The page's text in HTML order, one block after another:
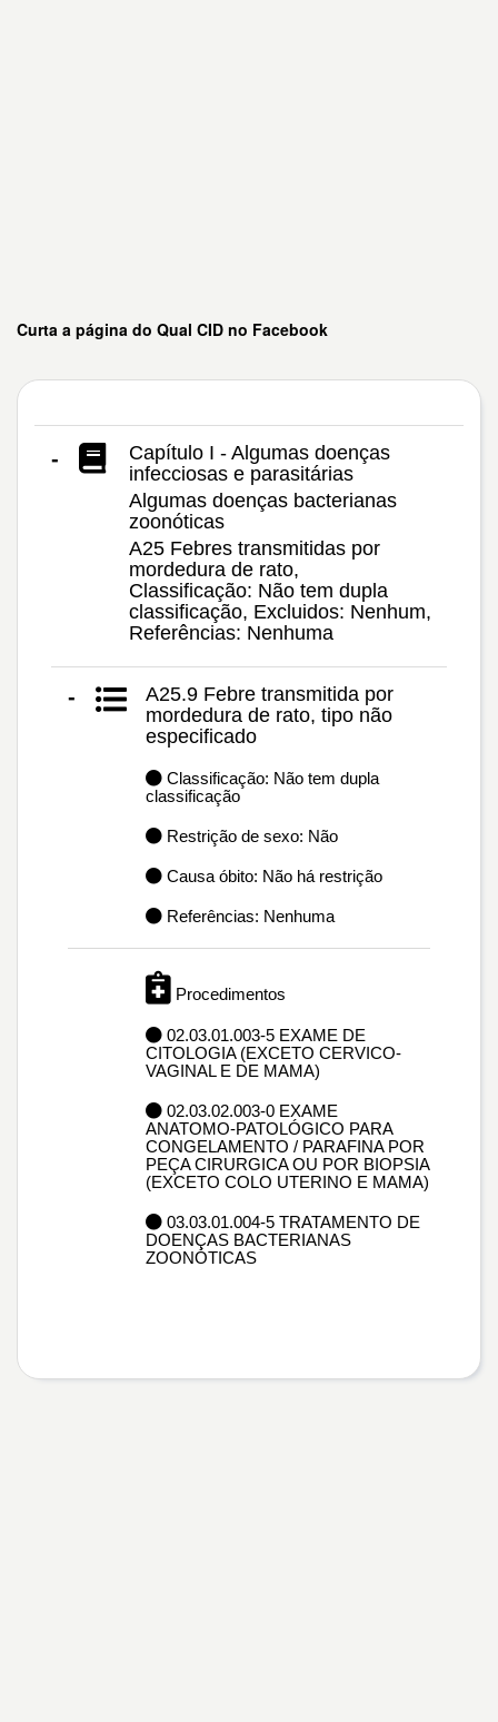
Curta a página do Qual CID no Facebook
-
Capítulo I - Algumas doenças
infecciosas e parasitárias
Algumas doenças bacterianas
zoonóticas
A25 Febres transmitidas por
mordedura de rato,
Classificação: Não tem dupla
classificação, Excluidos: Nenhum,
Referências: Nenhuma
-
A25.9 Febre transmitida por
mordedura de rato, tipo não
especificado
Classificação: Não tem dupla
classificação
Restrição de sexo: Não
Causa óbito: Não há restrição
Referências: Nenhuma
Procedimentos
02.03.01.003-5 EXAME DE
CITOLOGIA (EXCETO CERVICO-
VAGINAL E DE MAMA)
02.03.02.003-0 EXAME
ANATOMO-PATOLÓGICO PARA
CONGELAMENTO / PARAFINA POR
PEÇA CIRURGICA OU POR BIOPSIA
(EXCETO COLO UTERINO E MAMA)
03.03.01.004-5 TRATAMENTO DE
DOENÇAS BACTERIANAS
ZOONÓTICAS